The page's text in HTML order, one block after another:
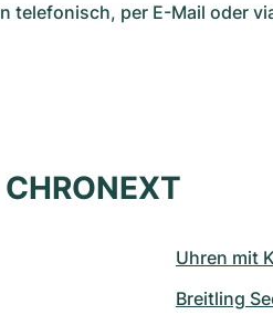
telefonisch, per E-Mail oder
Uhren mit
Breitling